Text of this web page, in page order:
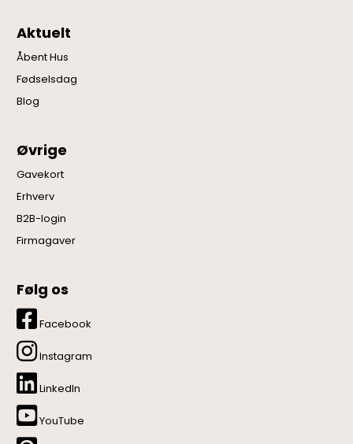
Aktuelt
Åbent Hus
Fødselsdag
Blog
Øvrige
Gavekort
Erhverv
B2B-login
Firmagaver
Følg os
Facebook
Instagram
LinkedIn
YouTube